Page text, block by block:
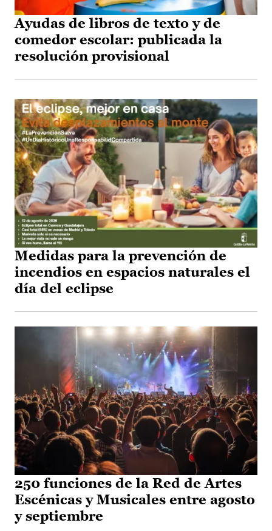
Ayudas de libros de texto y de
comedor escolar: publicada la
resolución provisional
Medidas para la prevención de
incendios en espacios naturales el
día del eclipse
250 funciones de la Red de Artes
Escénicas y Musicales entre agosto
y septiembre